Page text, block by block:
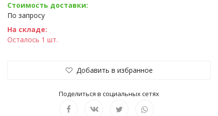
Стоимость доставки:
По запросу
На складе:
Осталось 1 шт.
Добавить в избранное
Поделиться в социальных сетях